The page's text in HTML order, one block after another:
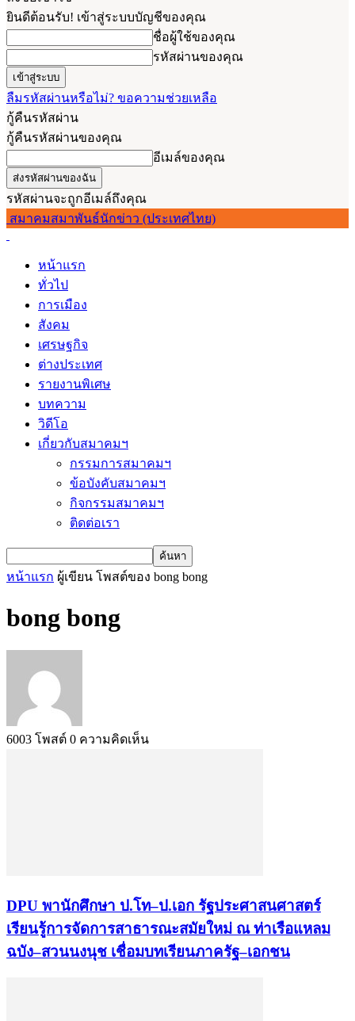
ยินดีต้อนรับ! เข้าสู่ระบบบัญชีของคุณ
ชื่อผู้ใช้ของคุณ
รหัสผ่านของคุณ
ลืมรหัสผ่านหรือไม่? ขอความช่วยเหลือ
กู้คืนรหัสผ่าน
กู้คืนรหัสผ่านของคุณ
อีเมล์ของคุณ
รหัสผ่านจะถูกอีเมล์ถึงคุณ
สมาคมสมาพันธ์นักข่าว (ประเทศไทย)
หน้าแรก
ทั่วไป
การเมือง
สังคม
เศรษฐกิจ
ต่างประเทศ
รายงานพิเศษ
บทความ
วิดีโอ
เกี่ยวกับสมาคมฯ
กรรมการสมาคมฯ
ข้อบังคับสมาคมฯ
กิจกรรมสมาคมฯ
ติดต่อเรา
หน้าแรก ผู้เขียน โพสต์ของ bong bong
bong bong
6003 โพสต์ 0 ความคิดเห็น
DPU พานักศึกษา ป.โท–ป.เอก รัฐประศาสนศาสตร์
เรียนรู้การจัดการสาธารณะสมัยใหม่ ณ ท่าเรือแหลม
ฉบัง–สวนนงนุช เชื่อมบทเรียนภาครัฐ–เอกชน